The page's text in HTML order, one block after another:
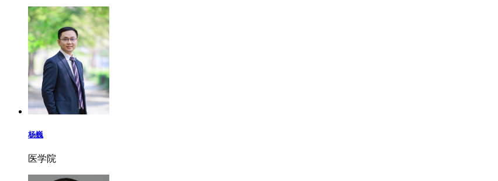
杨巍
医学院